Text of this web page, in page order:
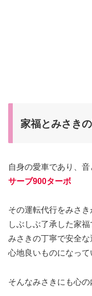
家福とみさき
自身の愛車であり、
サーブ900ターボ
その運転代行をみさ
しぶしぶ了承した家福
みさきの丁寧で安全
心地良いものになって
そんなみさきにも心の